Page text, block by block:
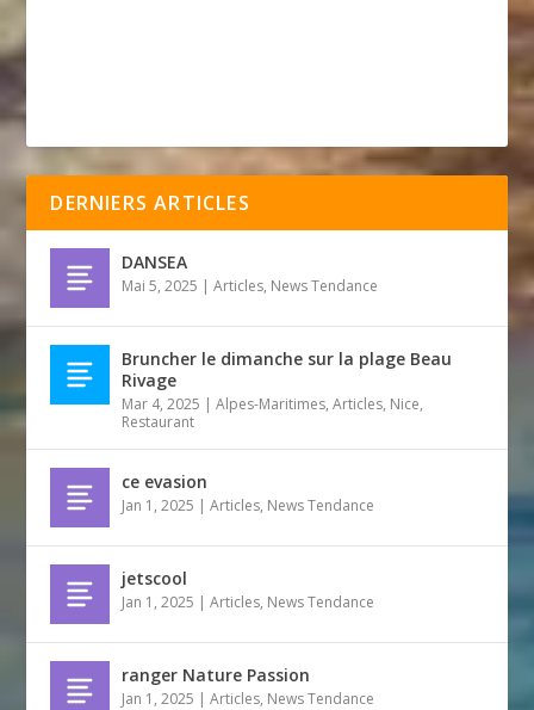
DERNIERS ARTICLES
DANSEA
Mai 5, 2025 |Articles, News Tendance
Bruncher le dimanche sur la plage Beau
Rivage
Mar 4, 2025 |Alpes-Maritimes,Articles, Nice,
Restaurant
ce evasion
Jan 1, 2025 |Articles, News Tendance
jetscool
Jan 1, 2025 |Articles, News Tendance
ranger Nature Passion
Jan 1, 2025 |Articles, News Tendance